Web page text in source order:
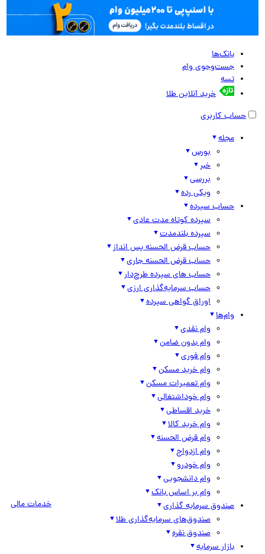
بانک‌ها
جست‌وجوی وام
تسه
خرید آنلاین طلا
حساب کاربری
مجله
بورس
خبر
بررسی
ویکی رده
حساب سپرده
سپرده کوتاه مدت عادی
سپرده بلندمدت
حساب قرض الحسنه پس انداز
حساب قرض الحسنه جاری
حساب های سپرده طرح‌دار
حساب سرمایه‌گذاری ارزی
اوراق گواهی سپرده
وام‌ها
وام نقدی
وام بدون ضامن
وام فوری
وام خرید مسکن
وام تعمیرات مسکن
وام خوداشتغالی
خرید اقساطی
وام خرید کالا
وام قرض الحسنه
وام ازدواج
وام خودرو
وام دانشجویی
وام بر اساس بانک
صندوق سرمایه گذاری
صندوق‌های سرمایه‌گذاری طلا
صندوق نقره
بازار سرمایه
خدمات مالی